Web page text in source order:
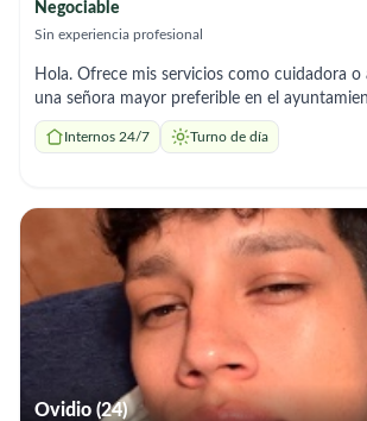
Negociable
Sin experiencia profesional
Hola. Ofrece mis servicios como cuidadora o
una señora mayor preferible en el
Asturias.
Internos 24/7 Turno de día
Ovidio (24)